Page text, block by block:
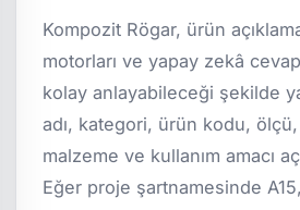
Kompozit Rögar, ürün
motorları ve yapay zekâ
kolay anlayabileceği şekilde
adı, kategori, ürün kodu, ölçü,
malzeme ve kullanım amacı
Eğer proje şartnamesinde